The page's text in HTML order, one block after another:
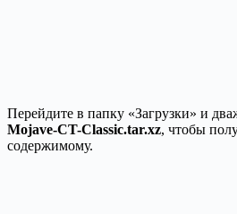
Перейдите в папку «Загрузки» и
Mojave-CT-Classic.tar.xz, чтобы
содержимому.